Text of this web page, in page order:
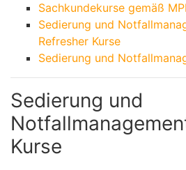
Sachkundekurse gemäß
Sedierung und
Refresher Kurse
Sedierung und
Sedierung und
Kurse